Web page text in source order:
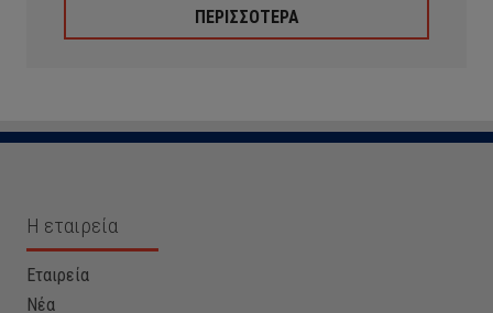
ΠΕΡΙΣΣΟΤΕΡΑ
Η εταιρεία
Εταιρεία
Νέα